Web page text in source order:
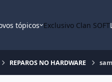
tópicos Exclusivo Clan SOFT
REPAROS NO HARDWARE